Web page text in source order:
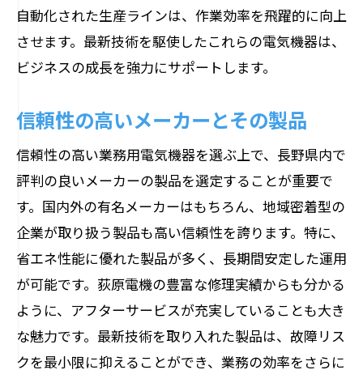
自動化された生産ラインは、作業効率を飛躍的に向上
させます。最新技術を駆使したこれらの電気機器は、
ビジネスの成長を強力にサポートします。
信頼性の高いメーカーとその製品
信頼性の高い業務用電気機器を選ぶ上で、長野県内で
評判の良いメーカーの製品を選定することが重要で
す。国内外の有名メーカーはもちろん、地域密着型の
企業が取り扱う製品も高い信頼性を誇ります。特に、
省エネ性能に優れた製品が多く、長期間安定した運用
が可能です。荻原電機の豊富な修理実績からも分かる
ように、アフターサービスが充実していることも大き
な魅力です。最新技術を取り入れた製品は、故障リス
クを最小限に抑えることができ、業務の効率をさらに